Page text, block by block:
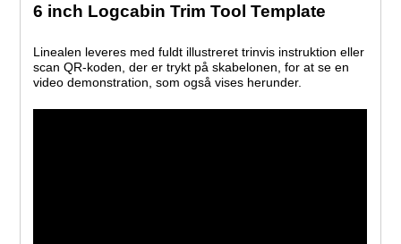
6 inch Logcabin Trim Tool Template
Linealen leveres med fuldt illustreret trinvis instruktion eller
scan QR-koden, der er trykt på skabelonen, for at se en
video demonstration, som også vises herunder.